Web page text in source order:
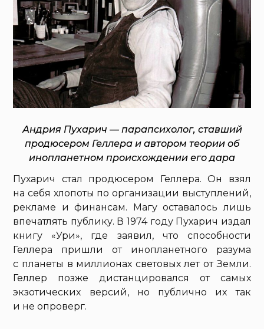
Андрия Пухарич — парапсихолог, ставший
продюсером Геллера и автором теории об
инопланетном происхождении его дара
Пухарич стал продюсером Геллера. Он взял
на себя хлопоты по организации выступлений,
рекламе и финансам. Магу оставалось лишь
впечатлять публику. В 1974 году Пухарич издал
книгу «Ури», где заявил, что способности
Геллера пришли от инопланетного разума
с планеты в миллионах световых лет от Земли.
Геллер позже дистанцировался от самых
экзотических версий, но публично их так
и не опроверг.